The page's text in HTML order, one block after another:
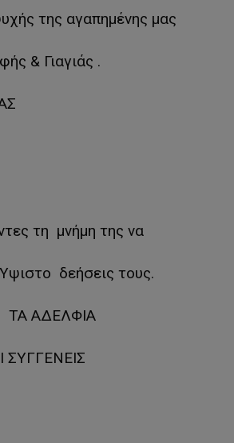
της αγαπημένης μας
& Γιαγιάς .
τη μνήμη της να
δεήσεις τους.
ΑΔΕΛΦΙΑ
ΣΥΓΓΕΝΕΙΣ